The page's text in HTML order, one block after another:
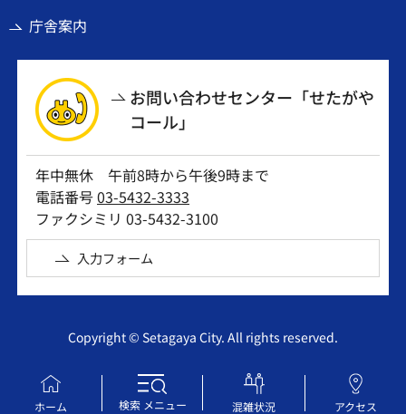
ホーム 検索メニュー 混雑状況 アクセス
庁舎案内
お問い合わせセンター「せたがや
コール」
年中無休 午前8時から午後9時まで
電話番号03-5432-3333
ファクシミリ 03-5432-3100
入力フォーム
Copyright © Setagaya City. All rights reserved.